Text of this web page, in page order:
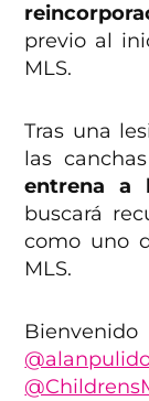
previo al
MLS.
Tras una
las
entrena a
buscará
como uno
MLS.